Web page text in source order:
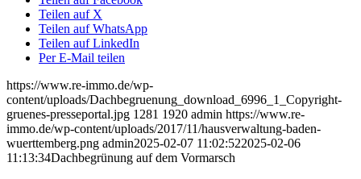
Teilen auf X
Teilen auf WhatsApp
Teilen auf LinkedIn
Per E-Mail teilen
https://www.re-immo.de/wp-
content/uploads/Dachbegruenung_download_6996_1_Copyright-
gruenes-presseportal.jpg 1281 1920 admin https://www.re-
immo.de/wp-content/uploads/2017/11/hausverwaltung-baden-
wuerttemberg.png admin2025-02-07 11:02:522025-02-06
11:13:34Dachbegrünung auf dem Vormarsch